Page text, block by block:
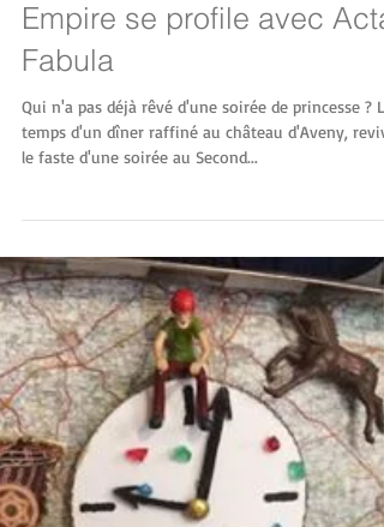
Une belle soirée Second
Empire se profile avec Acta
Fabula
Qui n'a pas déjà rêvé d'une soirée de princesse ? Le
temps d'un dîner raffiné au château d'Aveny,
le faste d'une soirée au Second...